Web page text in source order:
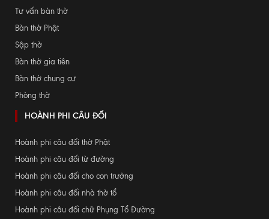
Tư vấn bàn thờ
Bàn thờ Phật
Sập thờ
Bàn thờ gia tiên
Bàn thờ chung cư
Phòng thờ
HOÀNH PHI CÂU ĐỐI
Hoành phi câu đối thờ Phật
Hoành phi câu đối từ đường
Hoành phi câu đối cho con trưởng
Hoành phi câu đối nhà thờ tổ
Hoành phi câu đối chữ Phụng Tổ Đường